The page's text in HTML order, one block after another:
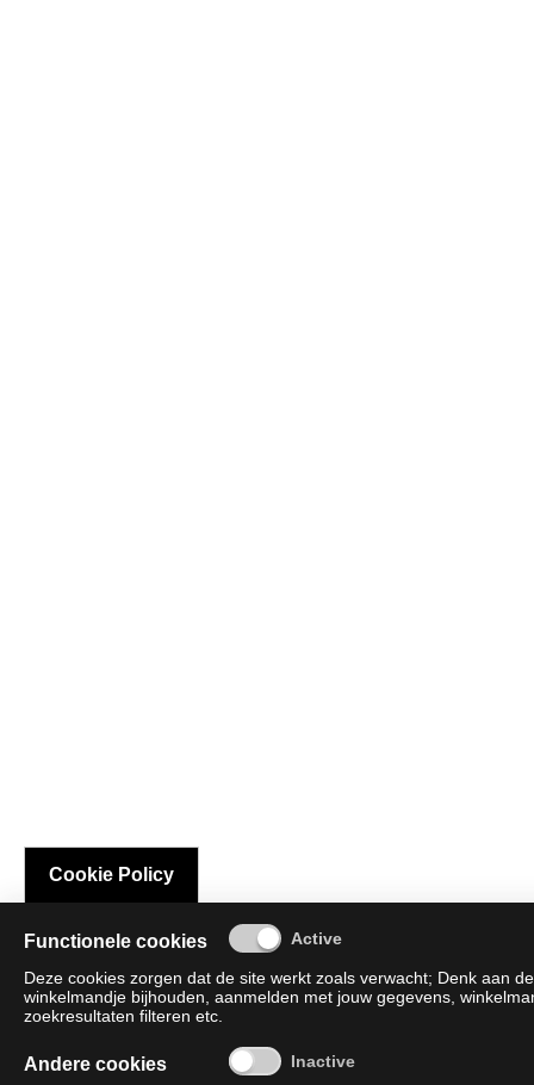
Cookie Policy
Functionele cookies
Deze cookies zorgen dat de site werkt zoals verwacht; Denk aan
winkelmandje bijhouden, aanmelden met jouw gegevens,
zoekresultaten filteren etc.
Andere cookies